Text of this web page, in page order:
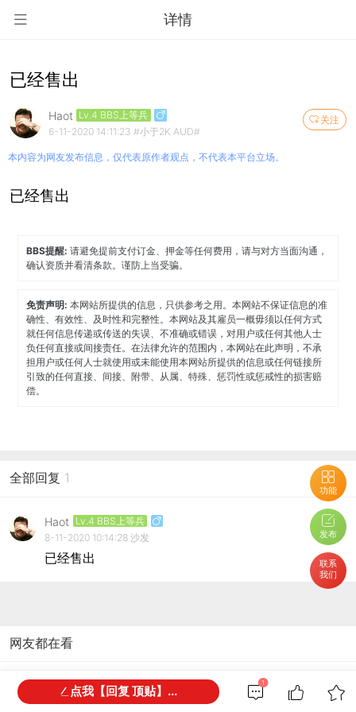
详情
功能
发布
联系
我们
已经售出
关注
Haot Lv.4 BBS上等兵
6-11-2020 14:11:23 #小于2K AUD#
本内容为网友发布信息，仅代表原作者观点，不代表本平台立场。
已经售出
BBS提醒:请避免提前支付订金、押金等任何费用，请与对方当面沟通，
确认资质并看清条款。谨防上当受骗。
免责声明:本网站所提供的信息，只供参考之用。本网站不保证信息的准
确性、有效性、及时性和完整性。本网站及其雇员一概毋须以任何方式
就任何信息传递或传送的失误、不准确或错误，对用户或任何其他人士
负任何直接或间接责任。在法律允许的范围内，本网站在此声明，不承
担用户或任何人士就使用或未能使用本网站所提供的信息或任何链接所
引致的任何直接、间接、附带、从属、特殊、惩罚性或惩戒性的损害赔
偿。
全部回复 1
Haot
Lv.4 BBS上等兵
8-11-2020 10:14:28 沙发
已经售出
网友都在看
阿德莱德有没有出车的？类型不限，
车况好价
1
点我【回复 顶贴】...